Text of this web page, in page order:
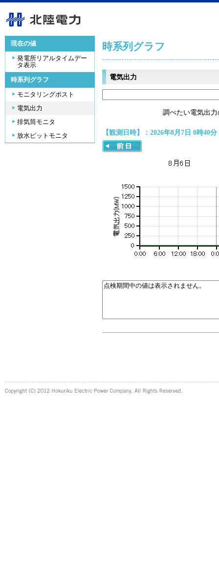
現在の値
発電所リアルタイムデー
タ表示
時系列グラフ
モニタリングポスト
電気出力
排気筒モニタ
放水ピットモニタ
時系列グラフ
電気出力
調べたい電気出
【観測日時】：2026年8月7日 0時40分